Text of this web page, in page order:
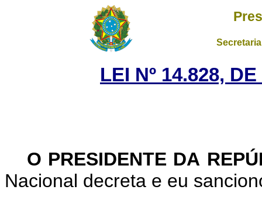
LEI Nº 14.828,
O PRESIDENTE DA
Nacional decreta e eu